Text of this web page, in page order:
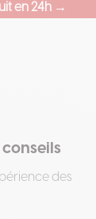
en 24h →
des